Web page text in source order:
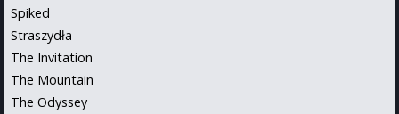
Spiked
Straszydła
The Invitation
The Mountain
The Odyssey